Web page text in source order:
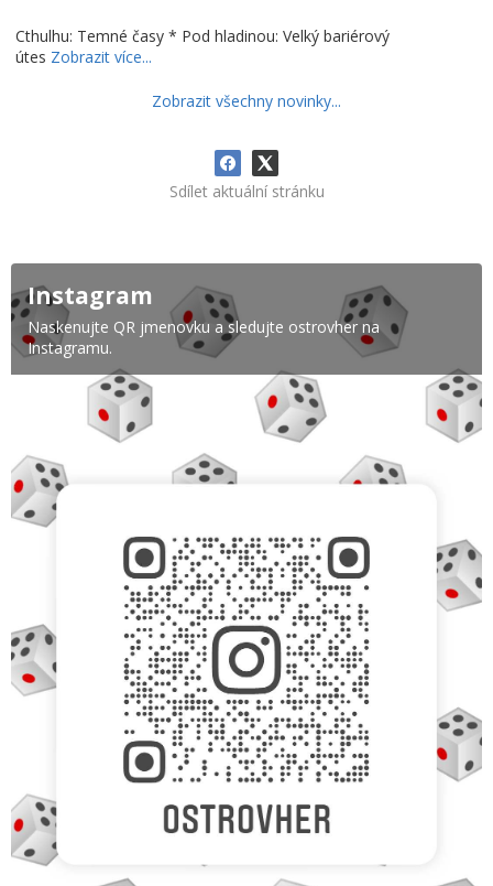
Cthulhu: Temné časy * Pod hladinou: Velký bariérový
útes Zobrazit více...
Zobrazit všechny novinky...
Sdílet aktuální stránku
Instagram
Naskenujte QR jmenovku a sledujte ostrovher na
Instagramu.